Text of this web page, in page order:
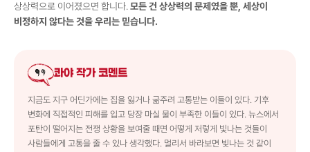
상상력으로 이어졌으면 합니다.모든 건 상상력의 문제였을 뿐, 세상이
비정하지 않다는 것을 우리는 믿습니다.
콰야 작가 코멘트
지금도 지구 어딘가에는 집을 잃거나 굶주려 고통받는 이들이 있다. 기후
변화에 직접적인 피해를 입고 당장 마실 물이 부족한 이들이 있다. 뉴스에서
포탄이 떨어지는 전쟁 상황을 보여줄 때면 어떻게 저렇게 빛나는 것들이
사람들에게 고통을 줄 수 있나 생각했다. 멀리서 바라보면 빛나는 것 같이